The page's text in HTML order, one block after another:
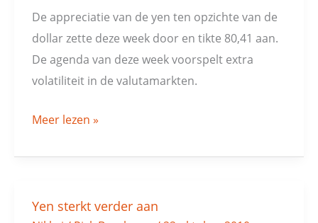
De appreciatie van de yen ten opzichte van de
dollar zette deze week door en tikte 80,41 aan.
De agenda van deze week voorspelt extra
volatiliteit in de valutamarkten.
Japan
kijkt
naar
Fed
Meer lezen »
Yen sterkt verder aan
Yen